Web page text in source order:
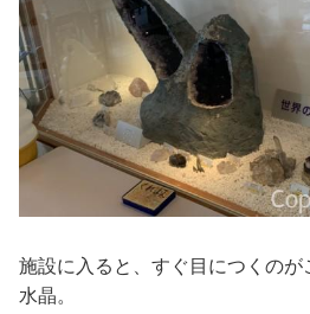
施設に入ると、すぐ目につくの
水晶。